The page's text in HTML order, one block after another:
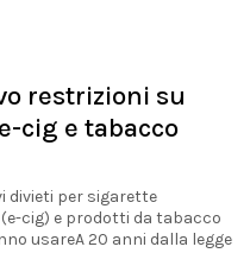
restrizioni su
cig e tabacco
divieti per sigarette
cig) e prodotti da tabacco
usareA 20 anni dalla legge